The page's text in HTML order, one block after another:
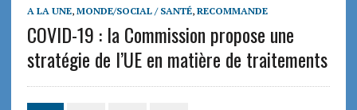
A LA UNE, MONDE/SOCIAL / SANTÉ, RECOMMANDE
COVID-19 : la Commission propose une
stratégie de l’UE en matière de traitements